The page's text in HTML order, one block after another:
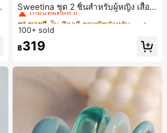
Sweetina ชุด 2 ชิ้นสำหรับผู้หญิง เสื้อก
ล้ามเข้ารูปพิมพ์ลายจุดสีบล็อกหลังเปิด
และกางเกงขาสั้นเอวพับ
เกือบหมดแล้ว!
#1 ขายดี
เกือบหมดแล้ว!
#1 ขายดี
เกือบหมดแล้ว!
#1 ขายดี
100+ sold
฿319